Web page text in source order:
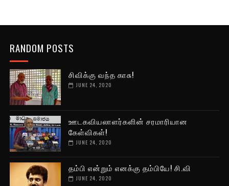
RANDOM POSTS
சிவிக்கு வந்த காசு!
JUNE 24, 2020
ஊடகவியலாளர்களின் சரமாரியான
கேள்விகள்!
JUNE 24, 2020
தம்பி என்றும் எனக்கு தம்பியே! சி.வி
JUNE 24, 2020